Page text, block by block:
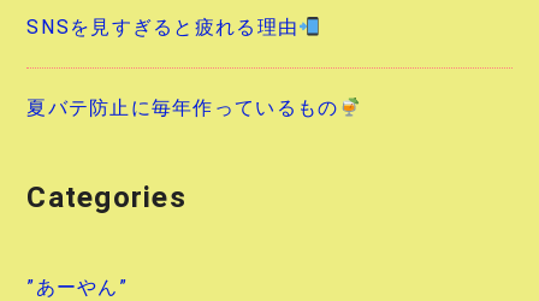
SNSを見すぎると疲れる理由
夏バテ防止に毎年作っているもの
Categories
”あーやん”